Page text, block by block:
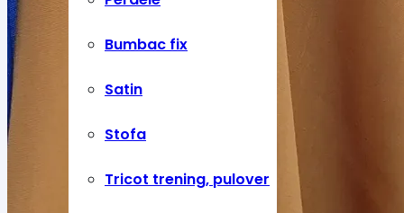
Bumbac fix
Satin
Stofa
Tricot trening, pulover